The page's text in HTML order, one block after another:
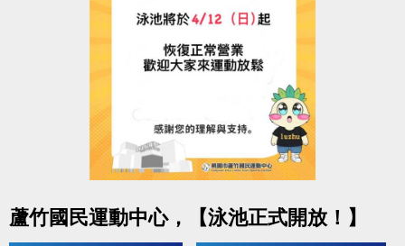
https://www.lzsports.com.tw/zh_TW/news/pageID/1/
-FB : 桃園市蘆竹國民運動中心
蘆竹國民運動中心，【泳池正式開放！】